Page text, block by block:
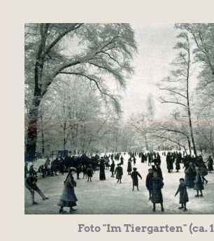
Foto "Im Tiergarten" (ca.